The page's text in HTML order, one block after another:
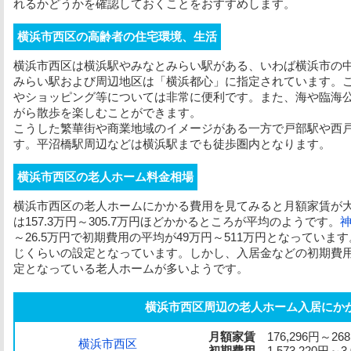
れるかどうかを確認しておくことをおすすめします。
横浜市西区の高齢者の住宅環境、生活
横浜市西区は横浜駅やみなとみらい駅がある、いわば横浜市の
みらい駅および周辺地区は「横浜都心」に指定されています。
やショッピング等については非常に便利です。また、海や臨海
がら散歩を楽しむことができます。
こうした繁華街や商業地域のイメージがある一方で戸部駅や西
す。平沼橋駅周辺などは横浜駅までも徒歩圏内となります。
横浜市西区の老人ホーム料金相場
横浜市西区の老人ホームにかかる費用を見てみると 月額家賃が
は157.3万円～305.7万円ほどかかるところが平均のようです。
～26.5万円で初期費用の平均が49万円～511万円となっています
じくらいの設定となっています。しかし、入居金などの初期費
定となっている老人ホームが多いようです。
横浜市西区周辺の老人ホーム入居にか
横浜市西区
月額家賃 176,296円～